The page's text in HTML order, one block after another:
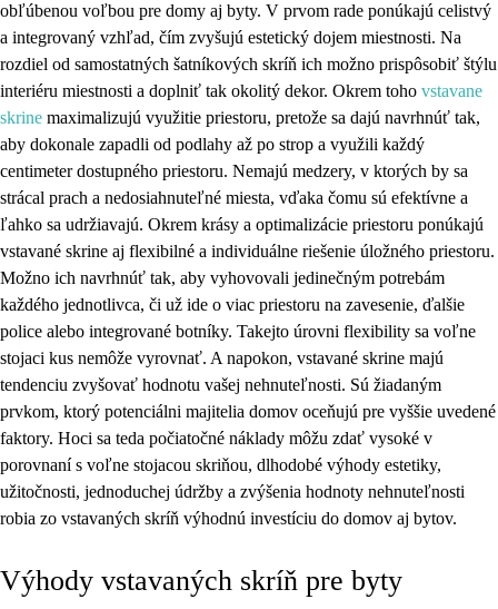
obľúbenou voľbou pre domy aj byty. V prvom rade ponúkajú celistvý
a integrovaný vzhľad, čím zvyšujú estetický dojem miestnosti. Na
rozdiel od samostatných šatníkových skríň ich možno prispôsobiť štýlu
interiéru miestnosti a doplniť tak okolitý dekor. Okrem toho vstavane
skrine maximalizujú využitie priestoru, pretože sa dajú navrhnúť tak,
aby dokonale zapadli od podlahy až po strop a využili každý
centimeter dostupného priestoru. Nemajú medzery, v ktorých by sa
strácal prach a nedosiahnuteľné miesta, vďaka čomu sú efektívne a
ľahko sa udržiavajú. Okrem krásy a optimalizácie priestoru ponúkajú
vstavané skrine aj flexibilné a individuálne riešenie úložného priestoru.
Možno ich navrhnúť tak, aby vyhovovali jedinečným potrebám
každého jednotlivca, či už ide o viac priestoru na zavesenie, ďalšie
police alebo integrované botníky. Takejto úrovni flexibility sa voľne
stojaci kus nemôže vyrovnať. A napokon, vstavané skrine majú
tendenciu zvyšovať hodnotu vašej nehnuteľnosti. Sú žiadaným
prvkom, ktorý potenciálni majitelia domov oceňujú pre vyššie uvedené
faktory. Hoci sa teda počiatočné náklady môžu zdať vysoké v
porovnaní s voľne stojacou skriňou, dlhodobé výhody estetiky,
užitočnosti, jednoduchej údržby a zvýšenia hodnoty nehnuteľnosti
robia zo vstavaných skríň výhodnú investíciu do domov aj bytov.
Výhody vstavaných skríň pre byty